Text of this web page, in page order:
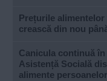
Prețurile alimentelor
crească din nou
Canicula continuă
Asistență Socială
alimente